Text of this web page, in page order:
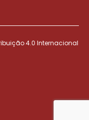
4.0 Internacional